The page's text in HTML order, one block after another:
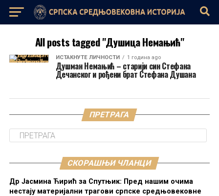
All posts tagged "Душица Немањић"
ИСТАКНУТЕ ЛИЧНОСТИ 1 година ago
Душман Немањић – старији син Стефана
Дечанског и рођени брат Стефана Душана
ПРЕТРАГА
СКОРАШЊИ ЧЛАНЦИ
Др Јасмина Ћирић за Спутњик: Пред нашим очима
нестају материјални трагови српске средњовековне